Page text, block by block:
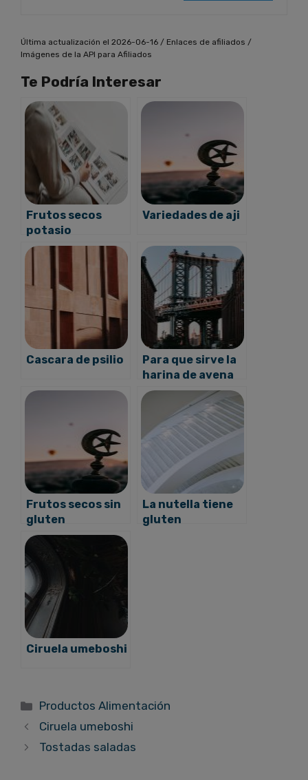
Última actualización el 2026-06-16 / Enlaces de afiliados /
Imágenes de la API para Afiliados
Te Podría Interesar
Frutos secos
potasio
Variedades de aji
Cascara de psilio
Para que sirve la
harina de avena
Frutos secos sin
gluten
La nutella tiene
gluten
Ciruela umeboshi
Categorías
Productos Alimentación
Ciruela umeboshi
Tostadas saladas